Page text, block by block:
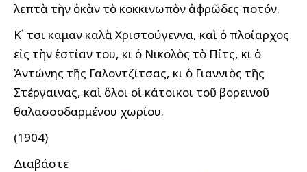
λεπτὰ τὴν ὀκὰν τὸ κοκκινωπὸν ἀφρῶδες ποτόν.
Κ᾽ ἔτσι ἔκαμαν καλὰ Χριστούγεννα, καὶ ὁ πλοίαρχος
εἰς τὴν ἑστίαν του, κι ὁ Νικολὸς τὸ Πίτς, κι ὁ
Ἀντώνης τῆς Γαλοντζίτσας, κι ὁ Γιαννιὸς τῆς
Στέργαινας, καὶ ὅλοι οἱ κάτοικοι τοῦ βορεινοῦ
θαλασσοδαρμένου χωρίου.
(1904)
Διαβάστε